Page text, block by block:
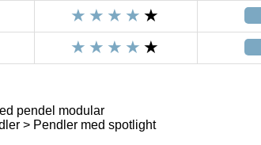
pendel modular
> Pendler med spotlight